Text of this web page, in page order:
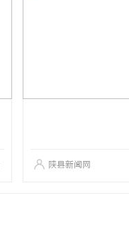
陕县新闻网